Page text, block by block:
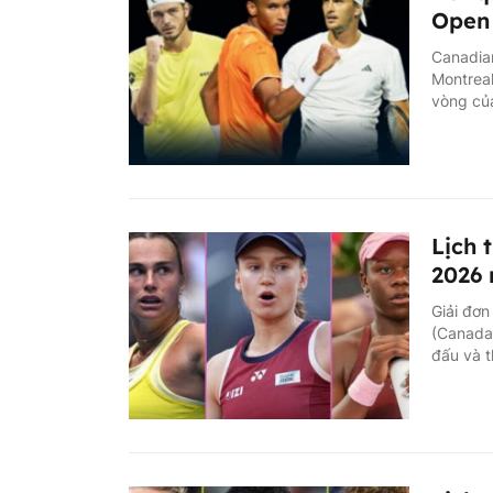
vòng
Lịch
2026
Giải
đấu và